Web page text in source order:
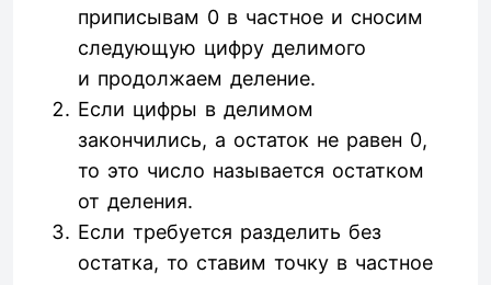
приписывам 0 в частное и сносим
следующую цифру делимого
и продолжаем деление.
Если цифры в делимом
закончились, а остаток не равен 0,
то это число называется остатком
от деления.
Если требуется разделить без
остатка, то ставим точку в частное